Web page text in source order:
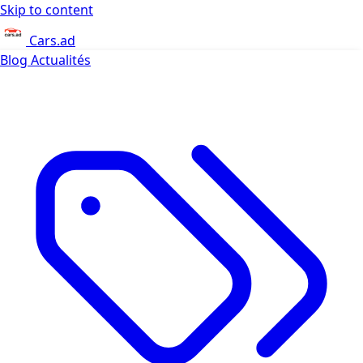
Skip to content
Cars.ad
Blog Actualités